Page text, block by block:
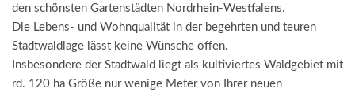
den schönsten Gartenstädten Nordrhein-Westfalens.
Die Lebens- und Wohnqualität in der begehrten und teuren
Stadtwaldlage lässt keine Wünsche offen.
Insbesondere der Stadtwald liegt als kultiviertes Waldgebiet mit
rd. 120 ha Größe nur wenige Meter von Ihrer neuen